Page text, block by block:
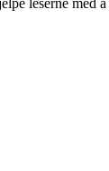
leserne med